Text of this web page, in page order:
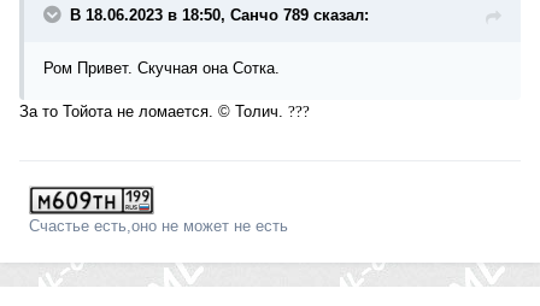
В 18.06.2023 в 18:50, Санчо 789 сказал:
Ром Привет. Скучная она Сотка.
За то Тойота не ломается. © Толич. ???
Счастье есть,оно не может не есть